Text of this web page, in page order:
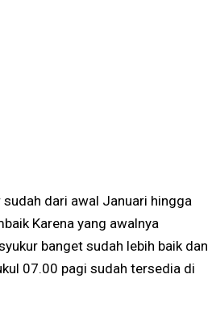
dari awal Januari hingga
Karena yang awalnya
banget sudah lebih baik dan
07.00 pagi sudah tersedia di